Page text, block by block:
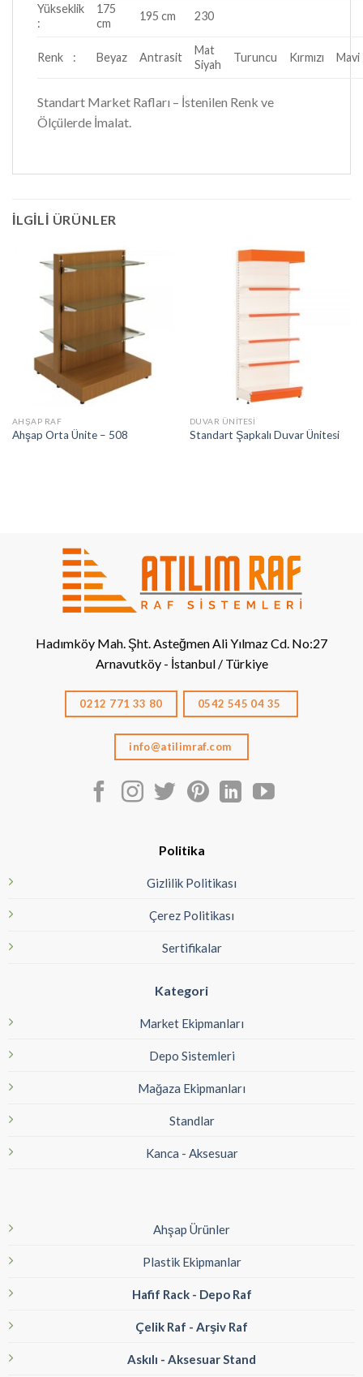
Yükseklik
:
175
cm
195 cm 230
Renk : Beyaz Antrasit
Mat
Siyah
Turuncu Kırmızı Mavi
Standart Market Rafları – İstenilen Renk ve
Ölçülerde İmalat.
İLGILI ÜRÜNLER
AHŞAP RAF
Ahşap Orta Ünite – 508
DUVAR ÜNITESI
Standart Şapkalı Duvar Ünitesi
Hadımköy Mah. Şht. Asteğmen Ali Yılmaz Cd. No:27
Arnavutköy - İstanbul / Türkiye
0212 771 33 80 0542 545 04 35
info@atilimraf.com
Politika
Gizlilik Politikası
Çerez Politikası
Sertifikalar
Kategori
Market Ekipmanları
Depo Sistemleri
Mağaza Ekipmanları
Standlar
Kanca - Aksesuar
Ahşap Ürünler
Plastik Ekipmanlar
Hafif Rack - Depo Raf
Çelik Raf - Arşiv Raf
Askılı - Aksesuar Stand